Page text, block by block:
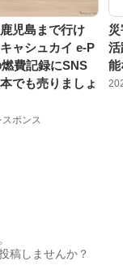
鹿児島まで行け
ャシュカイ e-P
費記録にSNS
でも売りましょ
スポンス
活
能
稿しませんか？